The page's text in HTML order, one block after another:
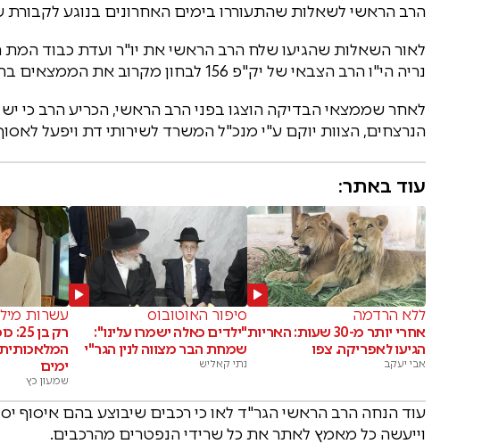
הרב הראשי לשאלות שהתעוררו בימים האחרונים בנוגע לקבורת
לאור השאלות שהגיעו שלח הרב הראשי את יו"ר ועדת כבוד
נריה הי"ו הרב הצבאי של יק"פ 156 לבחון מקרוב את הממצאים ברכבים ואת הדרך בטיפול בהם.
לאחר שממצאי הבדיקה הוצגו בפני הרב הראשי, הכריע הרב כי
הנרצחים, הצוות יוקם ע"י מנכ"ל המשרד לשירותי דת ויפעל
עוד באתר:
ללא הרדמה
אחרי יותר מ-30 שעות: האריות
הגיעו לאפריקה. צפו
אבי יעקב
סיפור האוטובוס
"ילדים כאלה ישמרו עלינו":
שמחת הבר מצווה לנין הגר"י
נתי קאליש
עשרות
רק
ימים
שמעון כץ
עוד הנחה הרב הראשי הגר"ד לאו כי רכבים שיבוצע בהם איסוף
וייעשה כל מאמץ לאתר את כל שרידי הנפטרים מהרכבים.